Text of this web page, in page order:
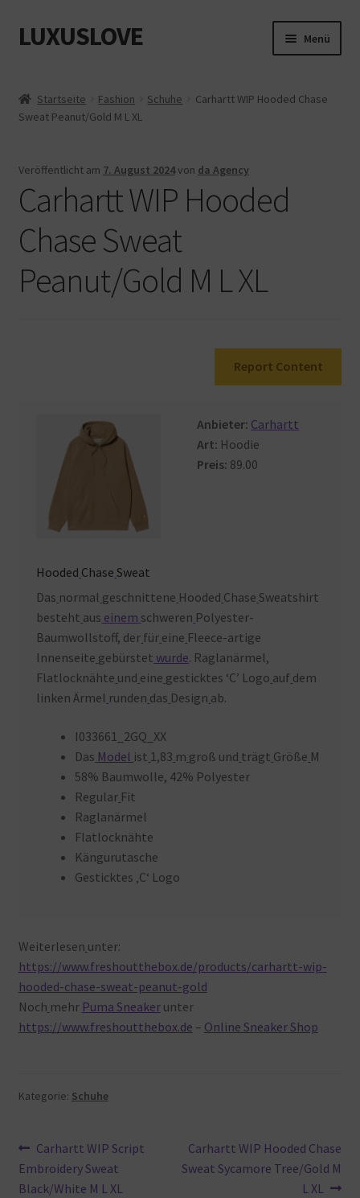
Zur
Navigation
Zum
Inhalt
LUXUSLOVE Menü
Cookie-Richtlinie (EU)
Datenschutz
Impressum
Kasse
Mein Konto
Startseite Fashion Schuhe
Carhartt WIP Hooded Chase
Sweat Peanut/Gold M L XL
Veröffentlicht am 7. August 2024von da Agency
Carhartt WIP Hooded
Chase Sweat
Peanut/Gold M L XL
Report Content
Anbieter: Carhartt
Art: Hoodie
Preis: 89.00
Hooded Chase Sweat
Das normal geschnittene Hooded Chase Sweatshirt
besteht aus einem schweren Polyester-
Baumwollstoff, der für eine Fleece-artige
Innenseite gebürstet wurde. Raglanärmel,
Flatlocknähte und eine gesticktes ‘C’ Logo auf dem
linken Ärmel runden das Design ab.
I033661_2GQ_XX
Das Model ist 1,83 m groß und trägt Größe M
58% Baumwolle, 42% Polyester
Regular Fit
Raglanärmel
Flatlocknähte
Kängurutasche
Gesticktes ‚C‘ Logo
Weiterlesen unter:
https://www.freshoutthebox.de/products/carhartt-wip-
hooded-chase-sweat-peanut-gold
Noch mehr Puma Sneakerunter
https://www.freshoutthebox.de – Online Sneaker Shop
Kategorie: Schuhe
Beitragsnavigation
Vorheriger
Beitrag:
Carhartt WIP Script
Embroidery Sweat
Black/White M L XL
Nächster
Beitrag:
Carhartt WIP Hooded Chase
Sweat Sycamore Tree/Gold M
L XL